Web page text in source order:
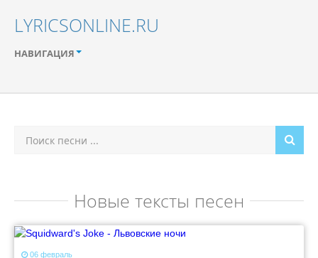
LYRICSONLINE.RU
НАВИГАЦИЯ
Новые тексты песен
06 февраль